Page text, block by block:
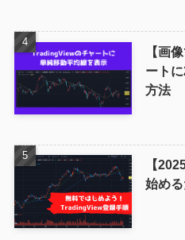
【画
ート
方法
【
始め